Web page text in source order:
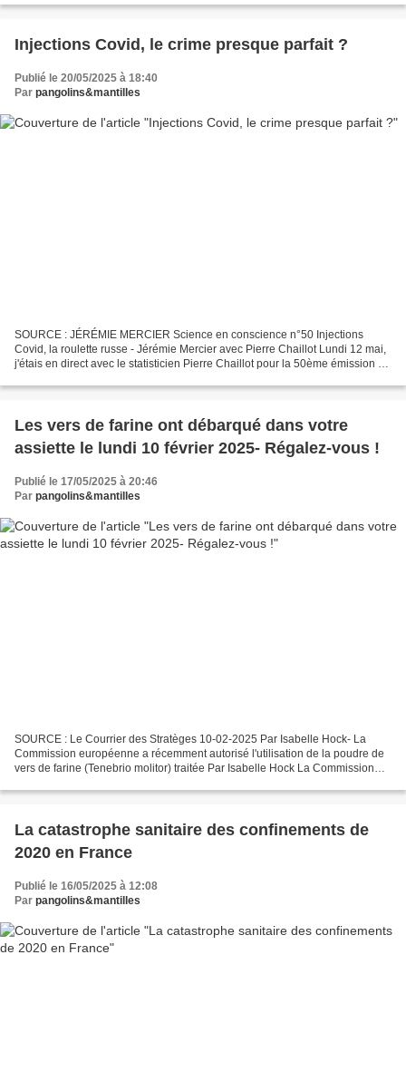
Injections Covid, le crime presque parfait ?
Publié le 20/05/2025 à 18:40
Par pangolins&mantilles
SOURCE : JÉRÉMIE MERCIER Science en conscience n°50 Injections
Covid, la roulette russe - Jérémie Mercier avec Pierre Chaillot Lundi 12 mai,
j'étais en direct avec le statisticien Pierre Chaillot pour la 50ème émission de
Les vers de farine ont débarqué dans votre
assiette le lundi 10 février 2025- Régalez-vous !
Publié le 17/05/2025 à 20:46
Par pangolins&mantilles
SOURCE : Le Courrier des Stratèges 10-02-2025 Par Isabelle Hock- La
Commission européenne a récemment autorisé l'utilisation de la poudre de
vers de farine (Tenebrio molitor) traitée Par Isabelle Hock La Commission
La catastrophe sanitaire des confinements de
2020 en France
Publié le 16/05/2025 à 12:08
Par pangolins&mantilles